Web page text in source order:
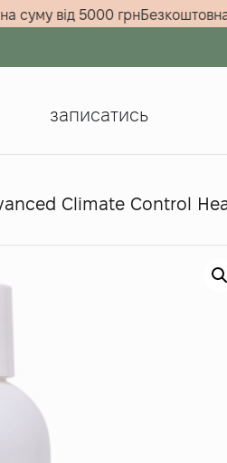
на суму від 5000 грн
записатись
Climate Control